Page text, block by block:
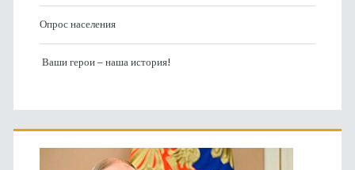
Опрос населения
Ваши герои – наша история!